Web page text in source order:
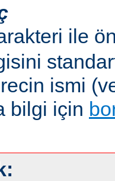
ile
ismi
bilgi için